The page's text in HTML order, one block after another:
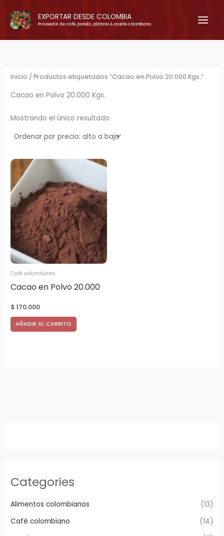
contenido
EXPORTAR DESDE COLOMBIA
Proveedor de café, panela, plátano & aceite colombiano.
Categories
Alimentos colombianos
(13)
Café colombiano
(14)
Inicio / Productos etiquetados “Cacao en Polvo 20.000 Kgs.”
Cacao en Polvo 20.000 Kgs.
Mostrando el único resultado
Café colombiano
Cacao en Polvo 20.000
$ 170.000
AÑADIR AL CARRITO